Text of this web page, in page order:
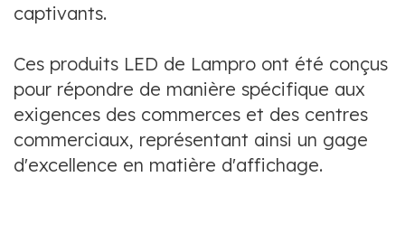
captivants.
Ces produits LED de Lampro ont été conçus
pour répondre de manière spécifique aux
exigences des commerces et des centres
commerciaux, représentant ainsi un gage
d'excellence en matière d'affichage.